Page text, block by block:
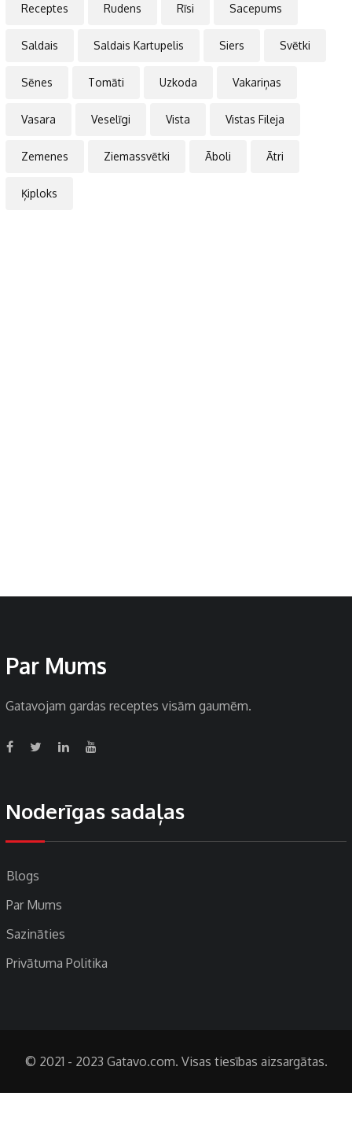
Receptes Rudens Rīsi Sacepums
Saldais Saldais Kartupelis Siers Svētki
Sēnes Tomāti Uzkoda Vakariņas
Vasara Veselīgi Vista Vistas Fileja
Zemenes Ziemassvētki Āboli Ātri
Ķiploks
Par Mums
Gatavojam gardas receptes visām gaumēm.
Noderīgas sadaļas
Blogs
Par Mums
Sazināties
Privātuma Politika
© 2021 - 2023 Gatavo.com. Visas tiesības aizsargātas.